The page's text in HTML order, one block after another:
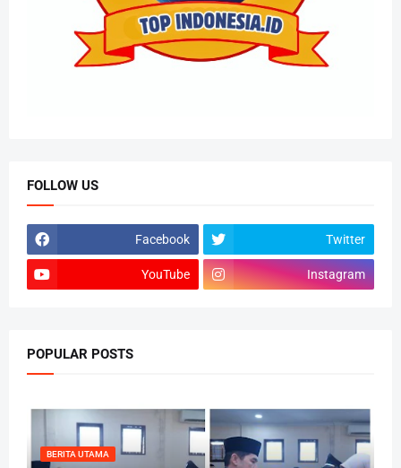
FOLLOW US
Facebook Twitter
YouTube Instagram
POPULAR POSTS
BERITA UTAMA